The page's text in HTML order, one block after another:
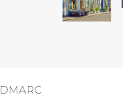
DMARC